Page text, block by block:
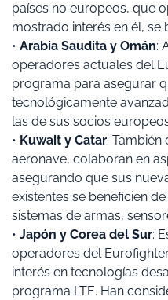
países no europeos, que
mostrado interés en él, se
• Arabia Saudita y Omán:
operadores actuales del
programa para asegurar
tecnológicamente
las de sus socios
• Kuwait y Catar:
aeronave, colaboran en
asegurando que sus
existentes se beneficien
sistemas de armas,
• Japón y Corea del Sur:
operadores del
interés en tecnologías
programa LTE. Han